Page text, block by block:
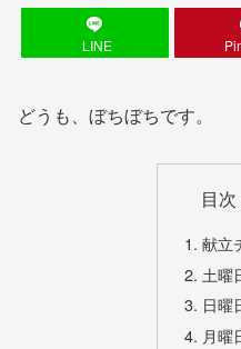
LINE
どうも、ぼちぼちです。
目次
献立
土曜
日曜
月曜